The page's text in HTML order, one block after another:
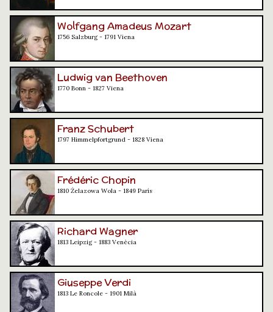
Wolfgang Amadeus Mozart
1756 Salzburg - 1791 Viena
Ludwig van Beethoven
1770 Bonn - 1827 Viena
Franz Schubert
1797 Himmelpfortgrund - 1828 Viena
Frédéric Chopin
1810 Żelazowa Wola - 1849 París
Richard Wagner
1813 Leipzig - 1883 Venècia
Giuseppe Verdi
1813 Le Roncole - 1901 Milà